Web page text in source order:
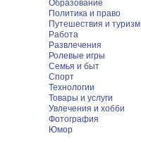
Образование
Политика и право
Путешествия и туризм
Работа
Развлечения
Ролевые игры
Семья и быт
Спорт
Технологии
Товары и услуги
Увлечения и хобби
Фотография
Юмор